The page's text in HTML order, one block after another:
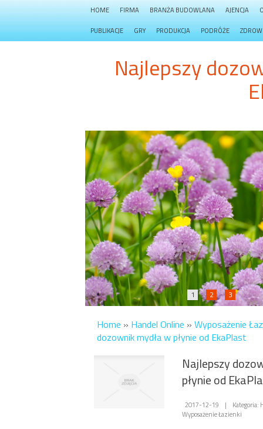
HOME FIRMA BRANŻA BUDOWLANA AJENCJA
PUBLIKACJE GRY PRODUKCJA PODRÓŻE
Najlepszy
1 2 3
Home » Handel Online » Wyposażenie
dozownik mydła w płynie od EkaPlast
Najlepszy
płynie od
2017-12-19 |
Kategoria:
Wyposażenie Łazienki